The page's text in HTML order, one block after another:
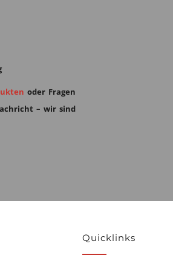
oder Fragen
– wir sind
Quicklinks